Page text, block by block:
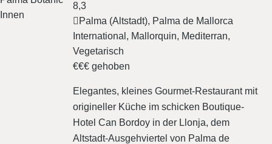
8,3
Palma (Altstadt), Palma de Mallorca
International
Mallorquin
Mediterran
Vegetarisch
€€€ gehoben
Elegantes, kleines Gourmet-Restaurant mit
origineller Küche im schicken Boutique-
Hotel Can Bordoy in der Llonja, dem
Altstadt-Ausgehviertel von Palma de